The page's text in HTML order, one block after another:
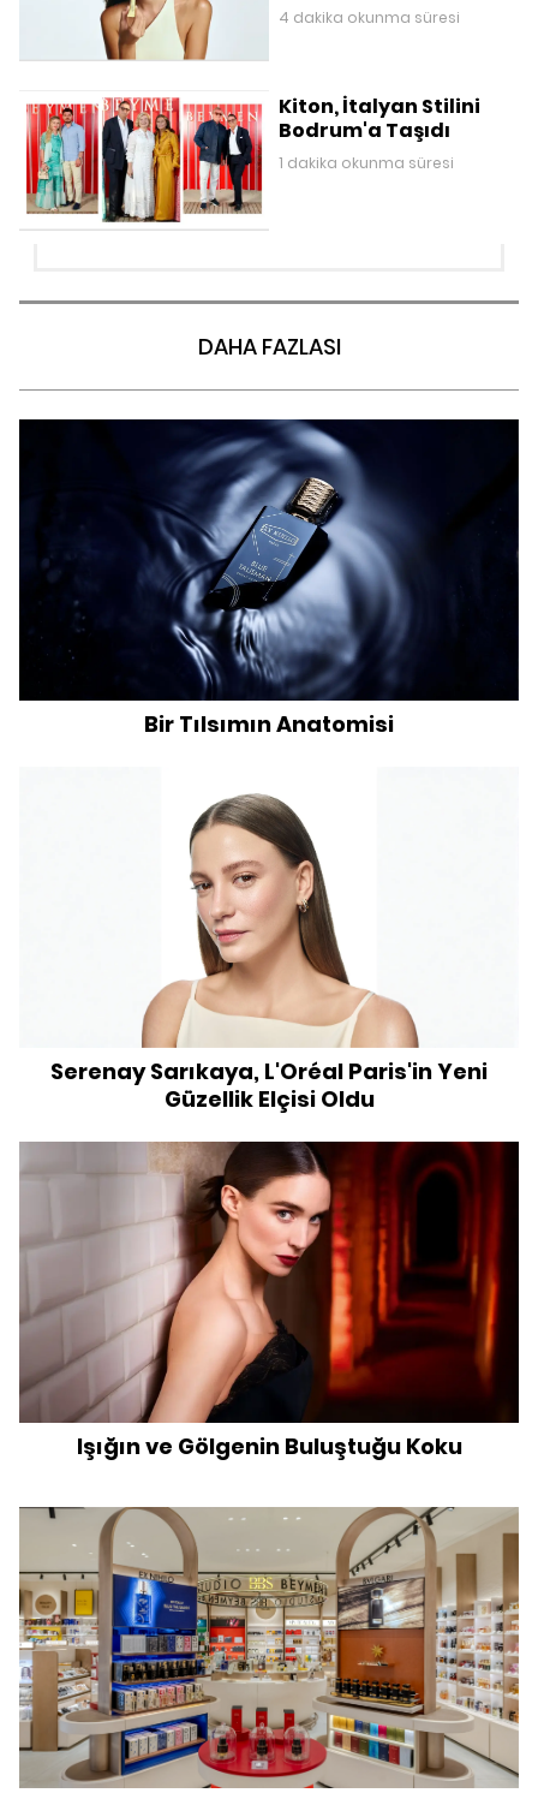
4 dakika okunma süresi
Kiton, İtalyan Stilini
Bodrum'a Taşıdı
1 dakika okunma süresi
DAHA FAZLASI
Bir Tılsımın Anatomisi
Serenay Sarıkaya, L'Oréal Paris'in Yeni
Güzellik Elçisi Oldu
Işığın ve Gölgenin Buluştuğu Koku